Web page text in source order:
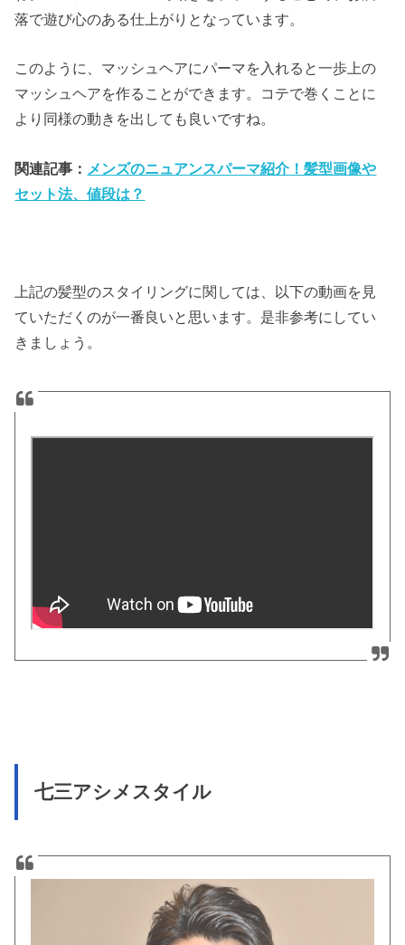
落で遊び心のある仕上がりとなっています。
このように、マッシュヘアにパーマを入れると一歩上の
マッシュヘアを作ることができます。コテで巻くことに
より同様の動きを出しても良いですね。
関連記事： メンズのニュアンスパーマ紹介！髪型画像や
セット法、値段は？
上記の髪型のスタイリングに関しては、以下の動画を見
ていただくのが一番良いと思います。是非参考にしてい
きましょう。
七三アシメスタイル